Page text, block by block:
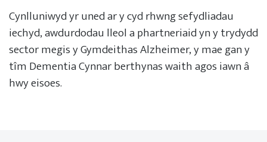
Cynlluniwyd yr uned ar y cyd rhwng sefydliadau
iechyd, awdurdodau lleol a phartneriaid yn y trydydd
sector megis y Gymdeithas Alzheimer, y mae gan y
tîm Dementia Cynnar berthynas waith agos iawn â
hwy eisoes.